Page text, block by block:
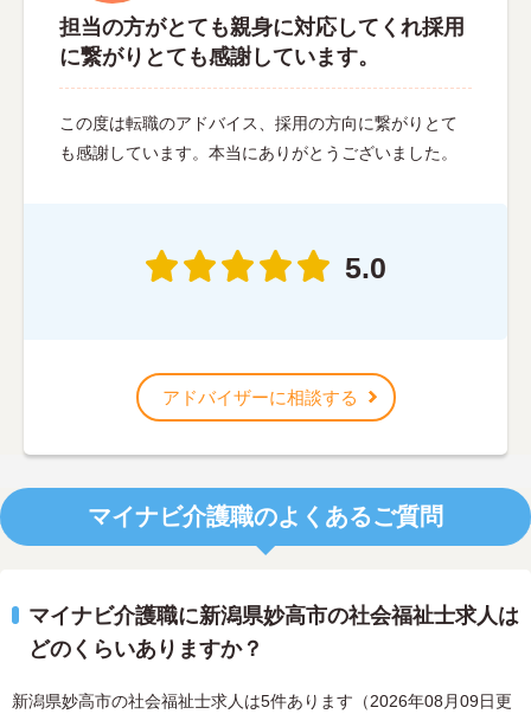
担当の方がとても親身に対応してくれ採用
に繋がりとても感謝しています。
この度は転職のアドバイス、採用の方向に繋がりとて
も感謝しています。本当にありがとうございました。
5.0
アドバイザーに相談する
マイナビ介護職のよくあるご質問
マイナビ介護職に新潟県妙高市の社会福祉士求人は
どのくらいありますか？
新潟県妙高市の社会福祉士求人は5件あります（2026年08月09日更